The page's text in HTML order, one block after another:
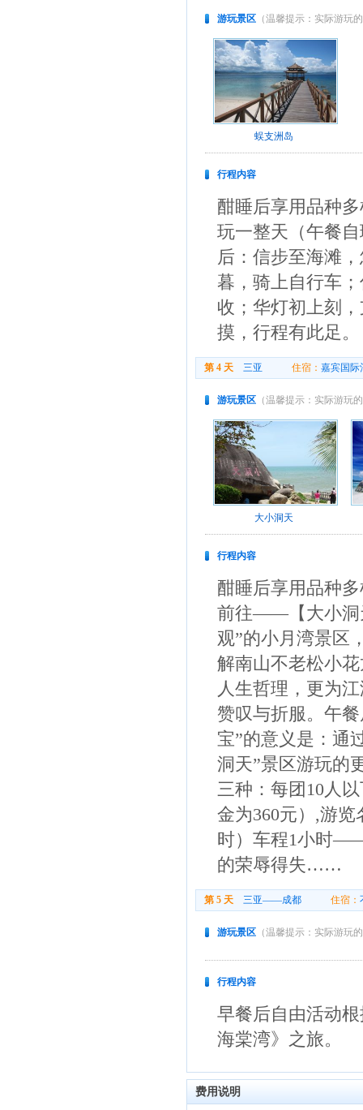
游玩景区（温馨提示：实际游玩
蜈支洲岛
行程内容
酣睡后享用品种
玩一整天（午餐
后：信步至海滩
暮，骑上自行车
收；华灯初上刻
摸，行程有此足。
第 4 天 三亚 住宿： 嘉宾国际
游玩景区（温馨提示：实际游玩
大小洞天
行程内容
酣睡后享用品种
前往——【大小洞
观”的小月湾景区
解南山不老松小
人生哲理，更为
赞叹与折服。午
宝”的意义是：通
洞天”景区游玩的
三种：每团10人
金为360元）,游
时）车程1小时
的荣辱得失……
第 5 天 三亚——成都 住宿：
游玩景区（温馨提示：实际游玩
行程内容
早餐后自由活动
海棠湾》之旅。
费用说明